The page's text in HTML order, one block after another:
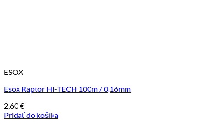
ESOX
Esox Raptor HI-TECH 100m / 0,16mm
2,60€
Pridať do košíka